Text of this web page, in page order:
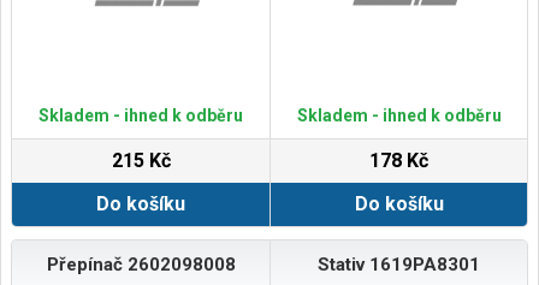
Skladem - ihned k odběru
215 Kč
Do košíku
Skladem - ihned k odběru
178 Kč
Do košíku
Přepínač 2602098008 Stativ 1619PA8301